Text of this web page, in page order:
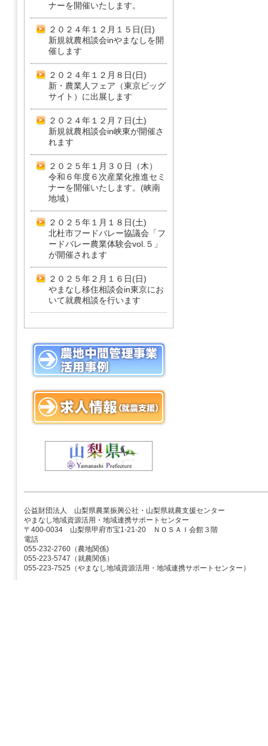
ナーを開催いたします。
２０２４年１２月１５日(日)
新規就農相談会inやまなしを開
催します
２０２４年１２月８日(日)
新・農業人フェア（東京ビッグ
サイト）に出展します
２０２４年１２月７日(土)
新規就農相談会in峡東が開催さ
れます
２０２５年１月３０日（木）
令和６年度６次産業化推進セミ
ナーを開催いたします。(峡南
地域）
２０２５年１月１８日(土)
北杜市フードバレー協議会「フ
ードバレー農業体験会vol.５」
が開催されます
２０２５年２月１６日(日)
やまなし移住相談会in東京にお
いて就農相談を行います
公益財団法人 山梨県農業振興公社・山梨県就農支援センター
やまなし地域資源活用・地域連携サポートセンター
〒400-0034 山梨県甲府市宝1-21-20 ＮＯＳＡＩ会館３階
電話
055-232-2760（農地関係)
055-223-5747（就農関係）
055-223-7525（やまなし地域資源活用・地域連携サポートセンター）